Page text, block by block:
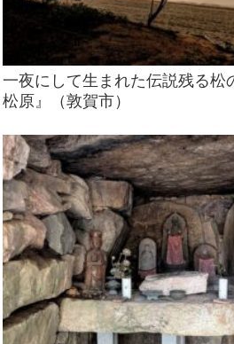
一夜にして生まれた伝説残る松
松原』（敦賀市）